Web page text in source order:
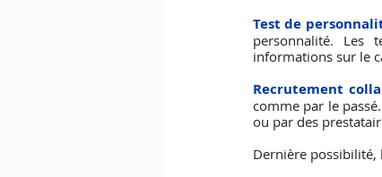
Test de
personnalité. Les
informations sur le
Recrutement
comme par le
ou par des
Dernière